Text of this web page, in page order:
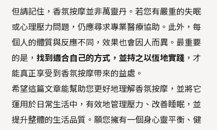
但請記住，香氛按摩並非萬靈丹。若您有嚴重的失眠
或心理壓力問題，仍應尋求專業醫療協助。此外，每
個人的體質與反應不同，效果也會因人而異。最重要
的是， 找到適合自己的方式，並持之以恆地實踐 ，才
能真正享受到香氛按摩帶來的益處。
希望這篇文章能幫助您更好地理解香氛按摩，並將它
運用於日常生活中，有效地管理壓力、改善睡眠，並
提升整體的生活品質。願您擁有一個身心靈平衡、健